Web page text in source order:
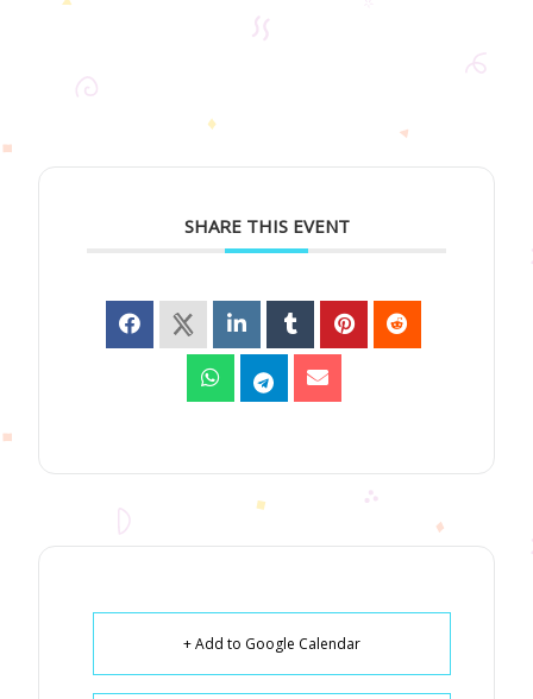
SHARE THIS EVENT
+ Add to Google Calendar